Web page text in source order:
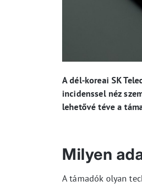
A dél-koreai SK
incidenssel néz
lehetővé téve a
Milyen
A támadók olyan